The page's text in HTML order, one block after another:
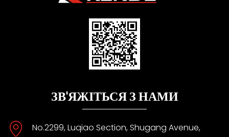
ЗВ'ЯЖІТЬСЯ З НАМИ
No.2299, Luqiao Section, Shugang Avenue,